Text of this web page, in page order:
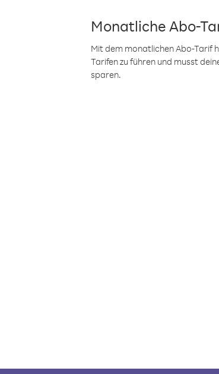
Monatliche Abo-
Mit dem monatlichen Abo-Tarif
Tarifen zu führen und musst
sparen.